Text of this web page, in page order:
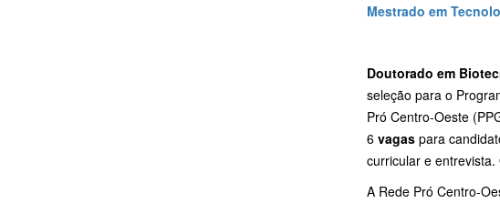
Mestrado em
Doutorado em
seleção para o
Pró Centro-Oeste
6 vagas para
curricular e
A Rede Pró Centro-